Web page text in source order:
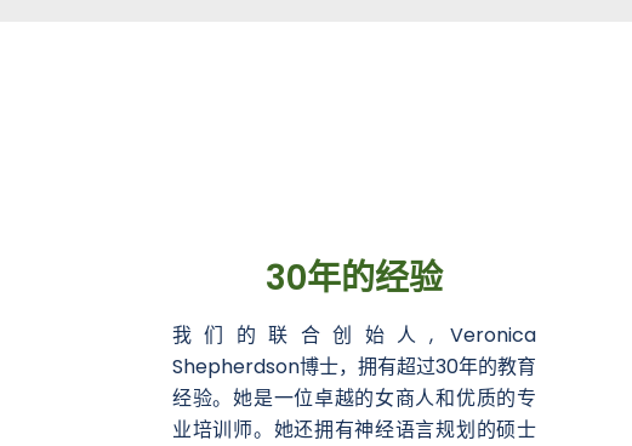
30年的经验
我们的联合创始人, Veronica
Shepherdson博士，拥有超过30年的教育
经验。她是一位卓越的女商人和优质的专
业培训师。她还拥有神经语言规划的硕士